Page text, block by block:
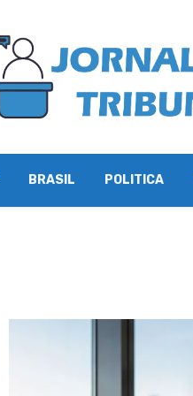
BRASIL POLITICA